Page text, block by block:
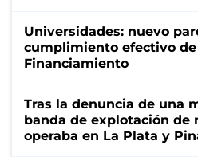
Universidades: nuevo
cumplimiento efectivo de
Financiamiento
Tras la denuncia de una
banda de explotación de
operaba en La Plata y